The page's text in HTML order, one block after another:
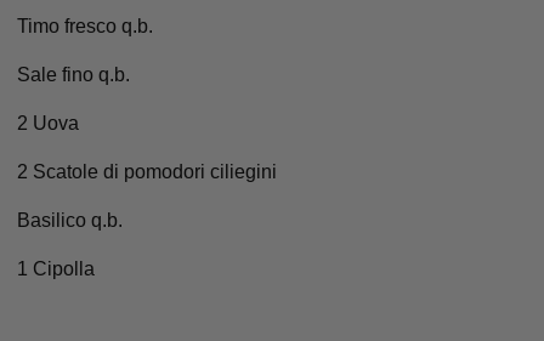
Timo fresco q.b.
Sale fino q.b.
2 Uova
2 Scatole di pomodori ciliegini
Basilico q.b.
1 Cipolla